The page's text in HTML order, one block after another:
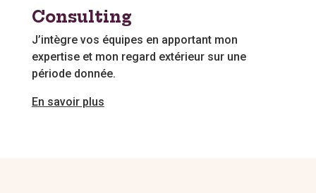
Consulting
J’intègre vos équipes en apportant mon
expertise et mon regard extérieur sur une
période donnée.
En savoir plus